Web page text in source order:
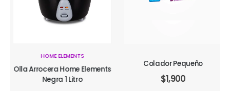
HOME ELEMENTS
Olla Arrocera Home Elements
Negra 1 Litro
Colador Pequeño
$1,900